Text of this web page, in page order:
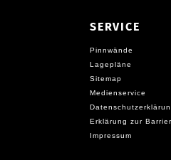
SERVICE
Pinnwände
Lagepläne
Sitemap
Medienservice
Erklärung zur
Impressum